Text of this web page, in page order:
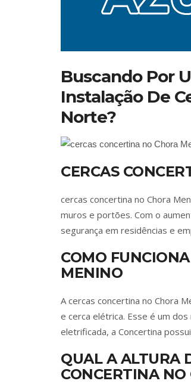
Buscando Por
Instalação De
Norte?
CERCAS
cercas concertina no Chora
muros e portões. Com o
segurança em residências e
COMO
MENINO
A cercas concertina no Chora
e cerca elétrica. Esse é um
eletrificada, a Concertina
QUAL A ALTURA
CONCERTINA